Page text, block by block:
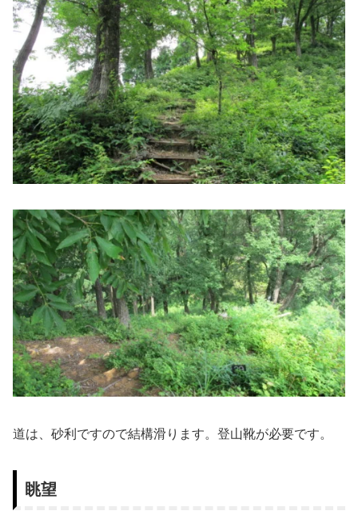
道は、砂利ですので結構滑ります。登山靴が必要です。
眺望